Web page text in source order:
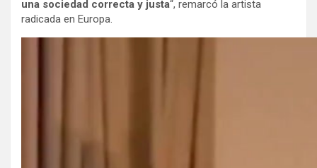
una sociedad correcta y justa“, remarcó la artista
radicada en Europa.